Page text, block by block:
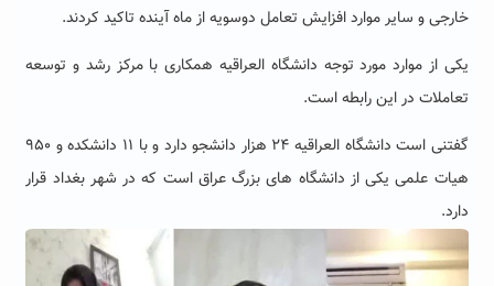
خارجی و سایر موارد افزایش تعامل دوسویه از ماه آینده تاکید کردند.
یکی از موارد مورد توجه دانشگاه العراقیه همکاری با مرکز رشد و توسعه
تعاملات در این رابطه است.
گفتنی است دانشگاه العراقیه ۲۴ هزار دانشجو دارد و با ۱۱ دانشکده و ۹۵۰
هیات علمی یکی از دانشگاه های بزرگ عراق است که در شهر بغداد قرار
دارد.